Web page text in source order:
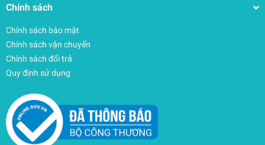
Chính sách
Chính sách bảo mật
Chính sách vận chuyển
Chính sách đổi trả
Quy định sử dụng